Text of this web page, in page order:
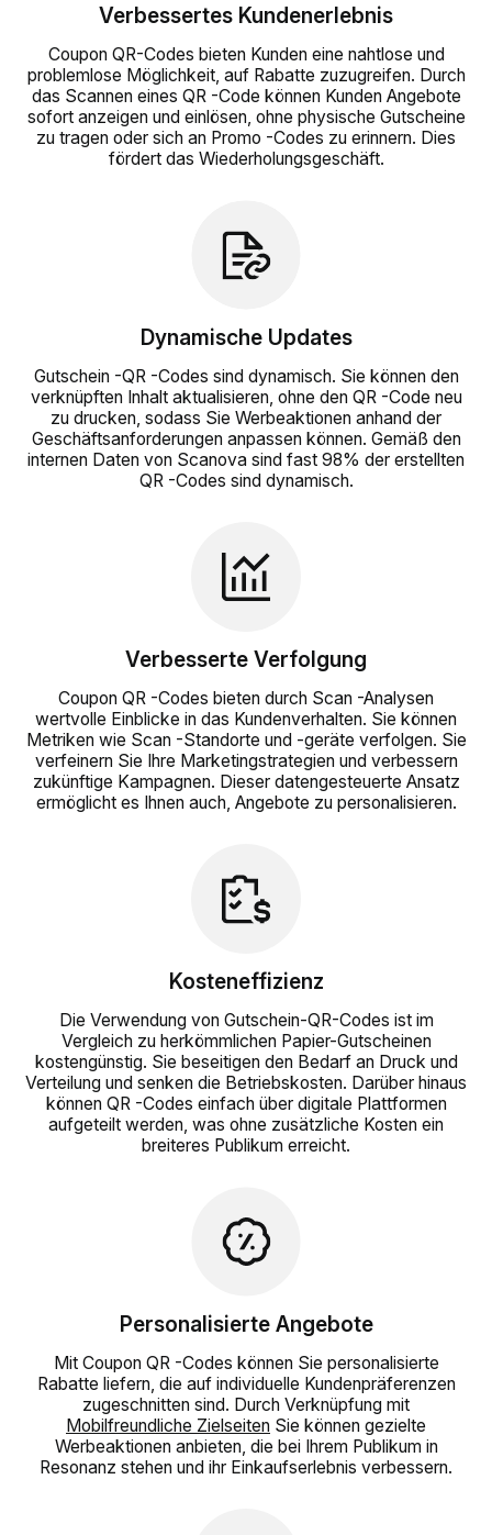
Verbessertes Kundenerlebnis
Coupon QR-Codes bieten Kunden eine nahtlose und
problemlose Möglichkeit, auf Rabatte zuzugreifen. Durch
das Scannen eines QR -Code können Kunden Angebote
sofort anzeigen und einlösen, ohne physische Gutscheine
zu tragen oder sich an Promo -Codes zu erinnern. Dies
fördert das Wiederholungsgeschäft.
Dynamische Updates
Gutschein -QR -Codes sind dynamisch. Sie können den
verknüpften Inhalt aktualisieren, ohne den QR -Code neu
zu drucken, sodass Sie Werbeaktionen anhand der
Geschäftsanforderungen anpassen können. Gemäß den
internen Daten von Scanova sind fast 98% der erstellten
QR -Codes sind dynamisch.
Verbesserte Verfolgung
Coupon QR -Codes bieten durch Scan -Analysen
wertvolle Einblicke in das Kundenverhalten. Sie können
Metriken wie Scan -Standorte und -geräte verfolgen. Sie
verfeinern Sie Ihre Marketingstrategien und verbessern
zukünftige Kampagnen. Dieser datengesteuerte Ansatz
ermöglicht es Ihnen auch, Angebote zu personalisieren.
Kosteneffizienz
Die Verwendung von Gutschein-QR-Codes ist im
Vergleich zu herkömmlichen Papier-Gutscheinen
kostengünstig. Sie beseitigen den Bedarf an Druck und
Verteilung und senken die Betriebskosten. Darüber hinaus
können QR -Codes einfach über digitale Plattformen
aufgeteilt werden, was ohne zusätzliche Kosten ein
breiteres Publikum erreicht.
Personalisierte Angebote
Mit Coupon QR -Codes können Sie personalisierte
Rabatte liefern, die auf individuelle Kundenpräferenzen
zugeschnitten sind. Durch Verknüpfung mit
Mobilfreundliche Zielseiten Sie können gezielte
Werbeaktionen anbieten, die bei Ihrem Publikum in
Resonanz stehen und ihr Einkaufserlebnis verbessern.